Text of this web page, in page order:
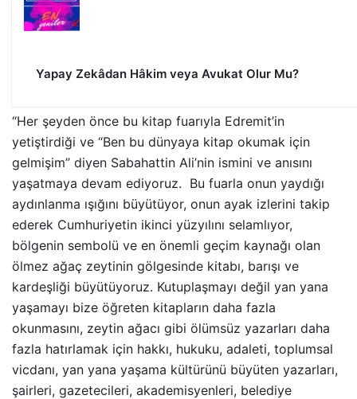
Yapay Zekâdan Hâkim veya Avukat Olur Mu?
“Her şeyden önce bu kitap fuarıyla Edremit’in
yetiştirdiği ve “Ben bu dünyaya kitap okumak için
gelmişim” diyen Sabahattin Ali’nin ismini ve anısını
yaşatmaya devam ediyoruz. Bu fuarla onun yaydığı
aydınlanma ışığını büyütüyor, onun ayak izlerini takip
ederek Cumhuriyetin ikinci yüzyılını selamlıyor,
bölgenin sembolü ve en önemli geçim kaynağı olan
ölmez ağaç zeytinin gölgesinde kitabı, barışı ve
kardeşliği büyütüyoruz. Kutuplaşmayı değil yan yana
yaşamayı bize öğreten kitapların daha fazla
okunmasını, zeytin ağacı gibi ölümsüz yazarları daha
fazla hatırlamak için hakkı, hukuku, adaleti, toplumsal
vicdanı, yan yana yaşama kültürünü büyüten yazarları,
şairleri, gazetecileri, akademisyenleri, belediye